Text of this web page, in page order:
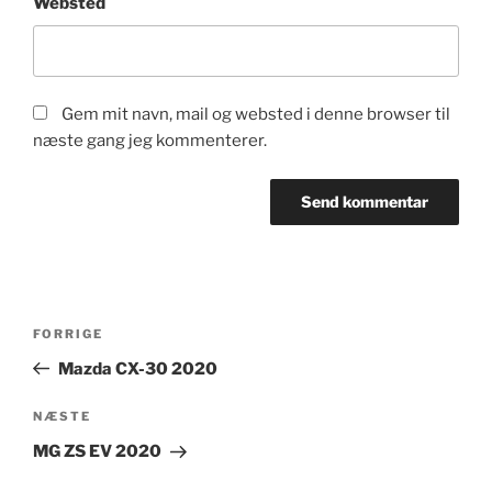
Gem mit navn, mail og websted i denne browser til
næste gang jeg kommenterer.
Forrige
indlæg
FORRIGE
Mazda CX-30 2020
Næste
indlæg
NÆSTE
MG ZS EV 2020